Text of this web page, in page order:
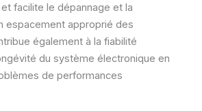
et facilite le dépannage et la
espacement approprié des
également à la fiabilité
du système électronique en
de performances